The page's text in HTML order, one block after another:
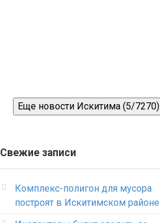
Еще новости Искитима (5/7270)
Свежие записи
Комплекс-полигон для мусора
построят в Искитимском районе